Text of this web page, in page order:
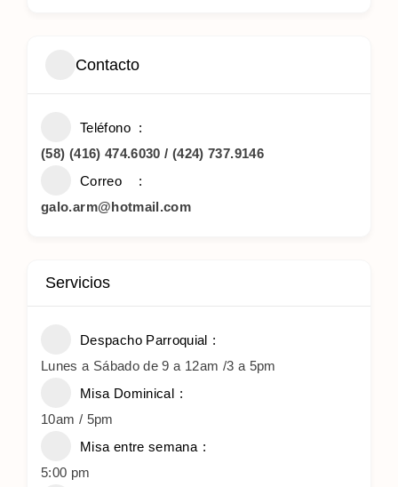
Contacto
Teléfono
(58) (416) 474.6030 / (424) 737.9146
Correo
galo.arm@hotmail.com
Servicios
Despacho Parroquial
Lunes a Sábado de 9 a 12am /3 a 5pm
Misa Dominical
10am / 5pm
Misa entre semana
5:00 pm